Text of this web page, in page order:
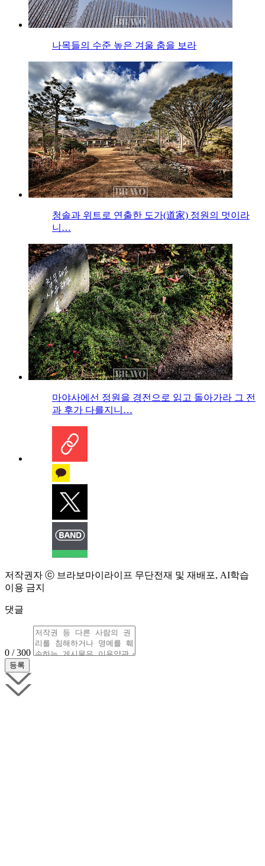
나목들의 수준 높은 겨울 춤을 보라
청솔과 위트로 연출한 도가(道家) 정원의 멋이라
니…
마야사에선 정원을 경전으로 읽고 돌아가라 그 전
과 후가 다를지니…
저작권자 ⓒ 브라보마이라이프 무단전재 및 재배포, AI학습
이용 금지
댓글
0 / 300